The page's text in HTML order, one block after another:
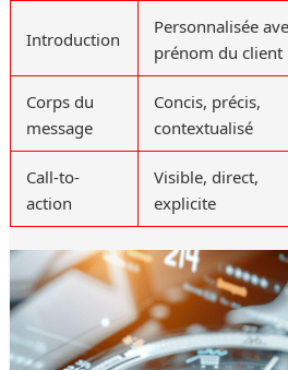
Introduction
Personnalisée
prénom du client
Corps du
message
Concis, précis,
contextualisé
Call-to-
action
Visible, direct,
explicite